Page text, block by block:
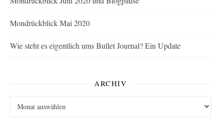
Mondrückblick Mai 2020
Wie steht es eigentlich ums Bullet Journal? Ein Update
ARCHIV